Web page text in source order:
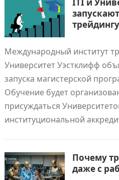
трейдингу
Международный институт
Университет Уэстклифф
запуска магистерской
Обучение будет
присуждаться
институциональной
Почему
даже с